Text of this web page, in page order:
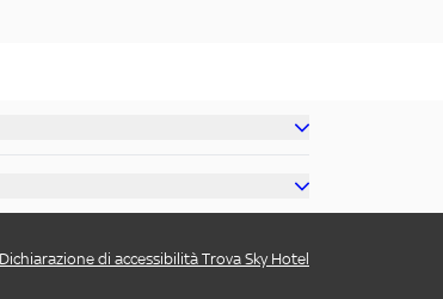
Dichiarazione di accessibilità Trova Sky Hotel